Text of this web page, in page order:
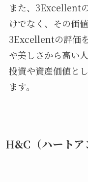
また、3Excellent
けでなく、その価
3Excellentの評価
や美しさから高い
投資や資産価値と
ます。
H&C（ハートア